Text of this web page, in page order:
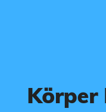
Körper